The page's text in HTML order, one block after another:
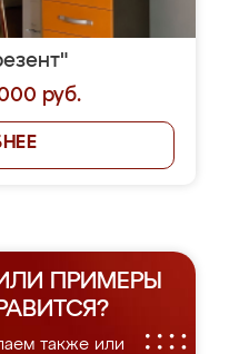
руб.
ПРИМЕРЫ
также или